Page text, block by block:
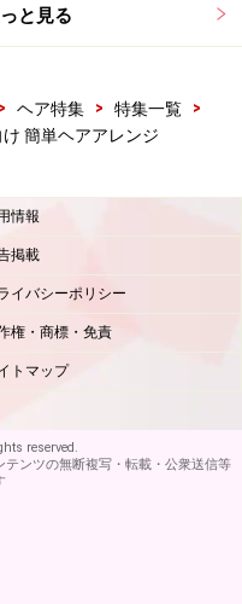
と見る
> ヘア特集 > 特集一覧
>
簡単ヘアアレンジ
情報
掲載
イバシーポリシー
権・商標・免責
トマップ
reserved.
ンツの無断複写・転載・公衆送信等